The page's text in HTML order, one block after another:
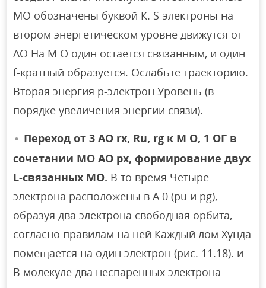
МО обозначены буквой К. S-электроны на
втором энергетическом уровне движутся от
АО На M O один остается связанным, и один
f-кратный образуется. Ослабьте траекторию.
Вторая энергия р-электрон Уровень (в
порядке увеличения энергии связи).
Переход от 3 AO rx, Ru, rg к M O, 1 ОГ в
сочетании МО AO px, формирование двух
L-связанных МО. В то время Четыре
электрона расположены в A 0 (pu и pg),
образуя два электрона свободная орбита,
согласно правилам на ней Каждый лом Хунда
помещается на один электрон (рис. 11.18). и
В молекуле два неспаренных электрона